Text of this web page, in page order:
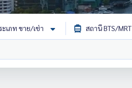
เภท ขาย/เช่า สถานี BTS/MRT